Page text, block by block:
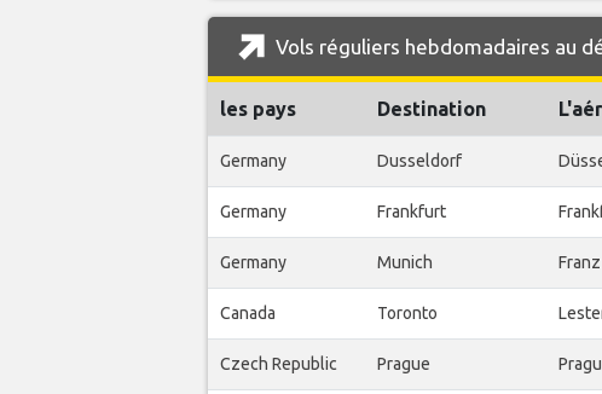
Vols réguliers hebdomadaires au
les pays Destination
Germany Dusseldorf
Germany Frankfurt
Germany Munich
Canada Toronto
Czech Republic Prague